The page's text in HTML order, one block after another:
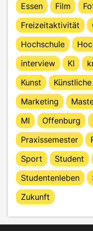
Essen
Film
Freizeitaktivität
Hochschule
interview
KI
Kunst
Marketing
MI
Offenburg
Praxissemester
Sport
Student
Studentenleben
Zukunft